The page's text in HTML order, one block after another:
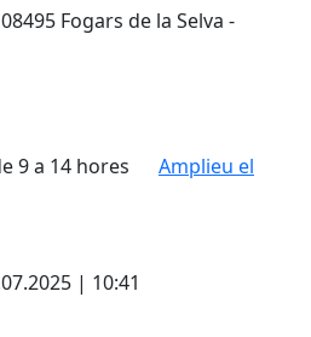
Fogars de la Selva -
9 a 14 hores
Amplieu el
| 10:41